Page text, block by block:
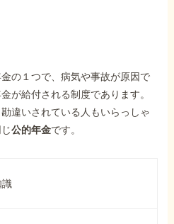
の１つで、病気や事故が原因で
が給付される制度であります。
違いされている人もいらっしゃ
公的年金です。
識